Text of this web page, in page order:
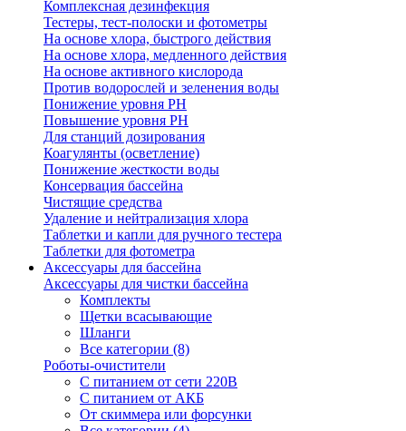
Комплексная дезинфекция
Тестеры, тест-полоски и фотометры
На основе хлора, быстрого действия
На основе хлора, медленного действия
На основе активного кислорода
Против водорослей и зеленения воды
Понижение уровня РН
Повышение уровня РН
Для станций дозирования
Коагулянты (осветление)
Понижение жесткости воды
Консервация бассейна
Чистящие средства
Удаление и нейтрализация хлора
Таблетки и капли для ручного тестера
Таблетки для фотометра
Аксессуары для бассейна
Аксессуары для чистки бассейна
Комплекты
Щетки всасывающие
Шланги
Все категории (8)
Роботы-очистители
С питанием от сети 220В
С питанием от АКБ
От скиммера или форсунки